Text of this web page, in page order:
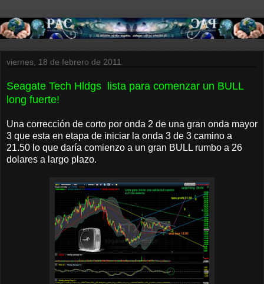
viernes, 18 de febrero de 2011
Seagate Tech Hldgs lista para comenzar un BULL
long fuerte!
Una corrección de corto por onda 2 de una gran onda mayor
3 que esta en etapa de iniciar la onda 3 de 3 camino a
21.50 lo que daría comienzo a un gran BULL rumbo a 26
dolares a largo plazo.